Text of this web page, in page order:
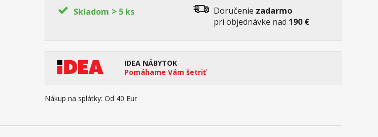
Skladom > 5 ks Doručenie zadarmo
pri objednávke nad 190 €
IDEA NÁBYTOK
Pomáhame Vám šetriť
Nákup na splátky: Od 40 Eur